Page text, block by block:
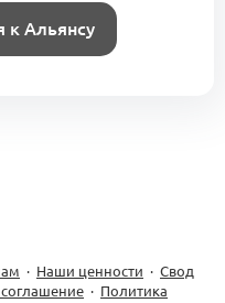
к Альянсу
· Наши ценности · Свод
· Политика